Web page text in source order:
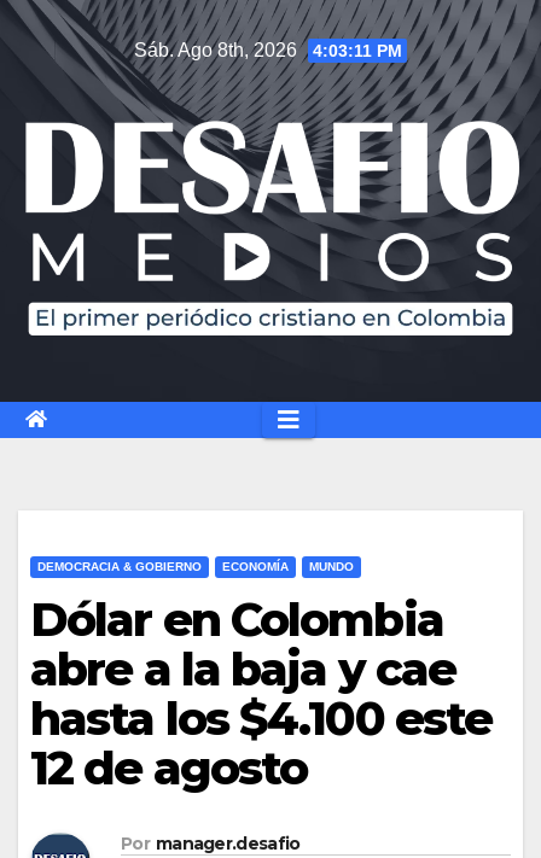
Sáb. Ago 8th, 2026 4:03:12 PM
DEMOCRACIA & GOBIERNO ECONOMÍA MUNDO
Dólar en Colombia
abre a la baja y cae
hasta los $4.100 este
12 de agosto
Por manager.desafio